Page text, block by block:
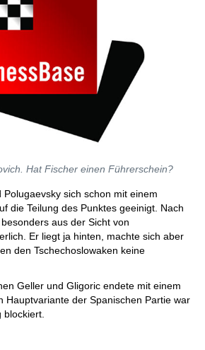
Hat Fischer einen Führerschein?
sich schon mit einem
die Teilung des Punktes geeinigt. Nach
aus der Sicht von
Er liegt ja hinten, machte sich aber
den Tschechoslowaken keine
Geller und Gligoric endete mit einem
Hauptvariante der Spanischen Partie war